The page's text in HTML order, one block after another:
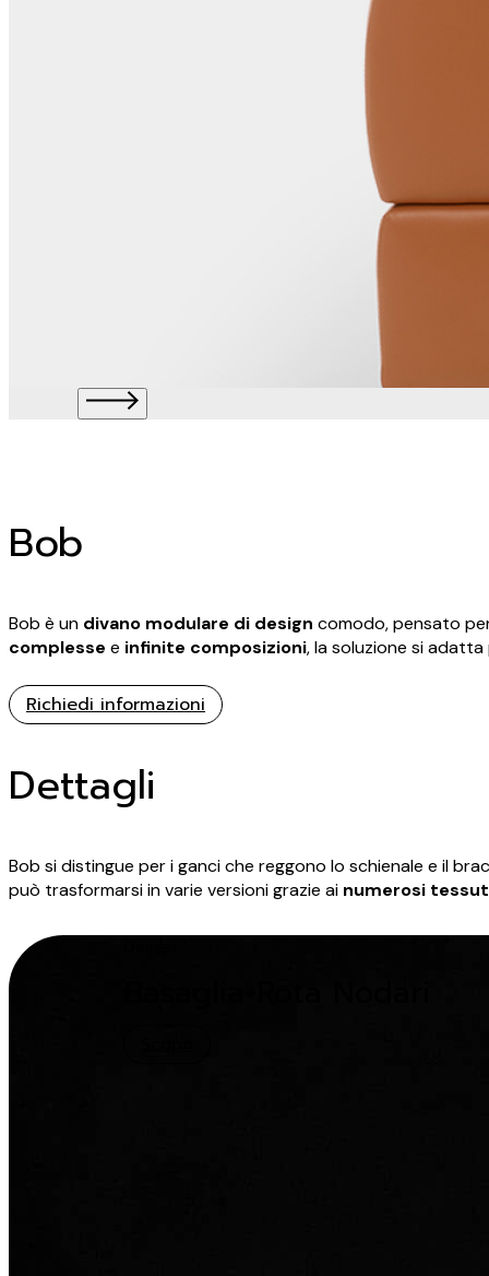
Bob
Bob è un divano modulare di design comodo, pensato
complesse e infinite composizioni, la soluzione si
Richiedi informazioni
Dettagli
Bob si distingue per i ganci che reggono lo schienale e il
può trasformarsi in varie versioni grazie ai numerosi